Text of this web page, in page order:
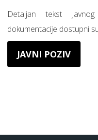
Detaljan tekst
dokumentacije dostupni
JAVNI POZIV